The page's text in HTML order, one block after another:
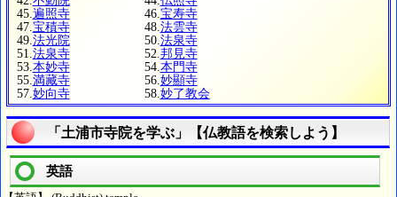
45. 遍照寺 46. 宝寿寺
47. 宝積寺 48. 法雲寺
49. 法光院 50. 法泉寺
51. 法泉寺 52. 邦見寺
53. 本妙寺 54. 本門寺
55. 満藏寺 56. 妙顯寺
57. 妙向寺 58. 妙了教会
「土浦市寺院を学ぶ」【仏教語を検索しよう】
英語